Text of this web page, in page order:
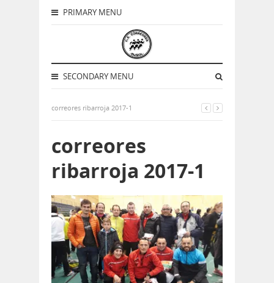
PRIMARY MENU
SECONDARY MENU
correores ribarroja 2017-1
correores
ribarroja 2017-1